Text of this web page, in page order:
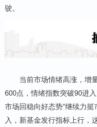
驶。
当前市场情绪高涨，增量
600点，情绪指数突破90进
市场回稳向好态势”继续力
入，新基金发行指标上行，